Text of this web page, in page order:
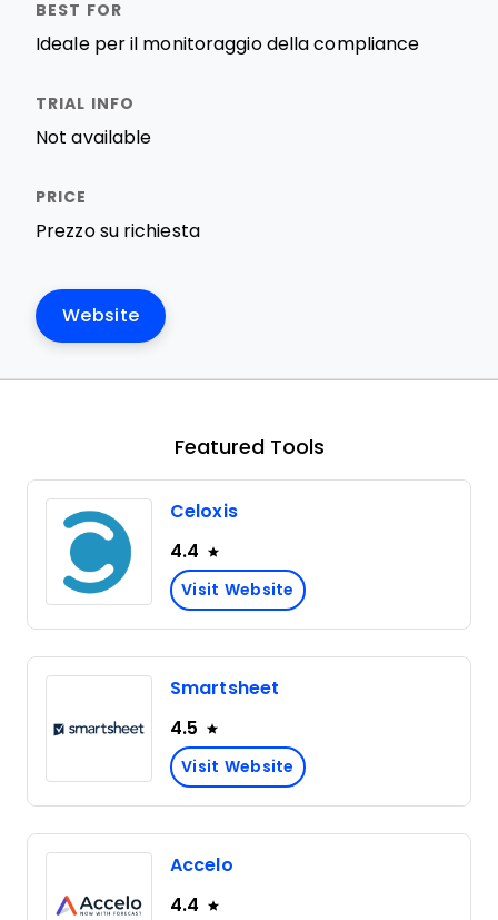
Ideale per il monitoraggio della compliance
Not available
Prezzo su richiesta
Website
Featured Tools
Celoxis
4.4
Visit Website
Smartsheet
4.5
Visit Website
Accelo
4.4